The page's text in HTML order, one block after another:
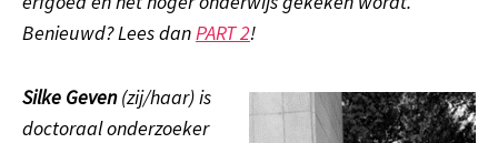
Benieuwd? Lees danPART 2!
Silke Geven(zij/haar) is
doctoraal onderzoeker